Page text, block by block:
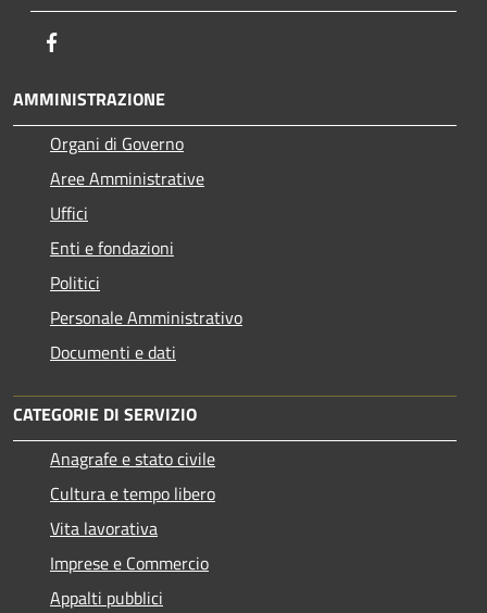
AMMINISTRAZIONE
Organi di Governo
Aree Amministrative
Uffici
Enti e fondazioni
Politici
Personale Amministrativo
Documenti e dati
CATEGORIE DI SERVIZIO
Anagrafe e stato civile
Cultura e tempo libero
Vita lavorativa
Imprese e Commercio
Appalti pubblici